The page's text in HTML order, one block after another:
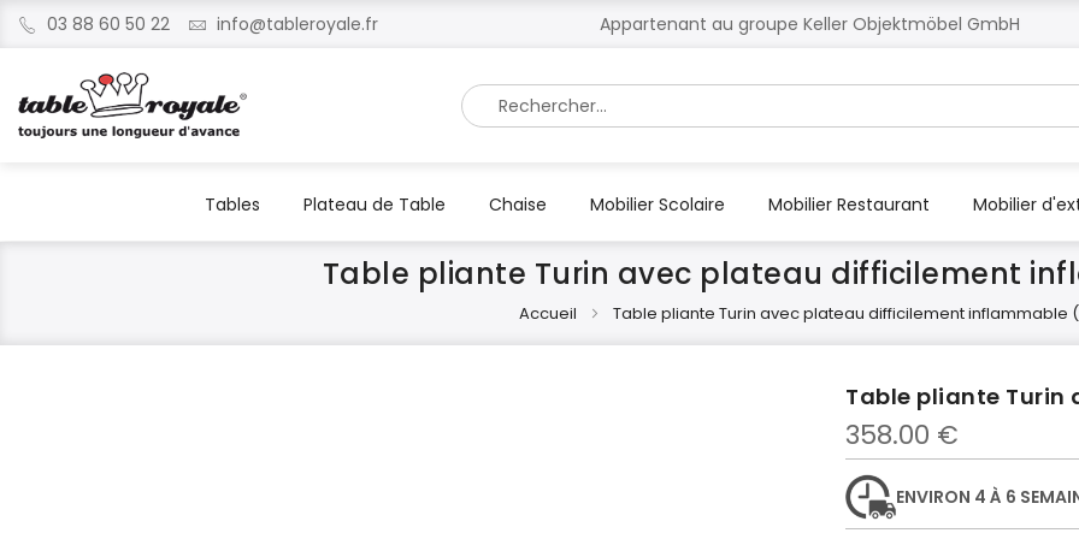
03 88 60 50 22 info@tableroyale.fr Appartenant au groupe Keller Objektmöbel GmbH
Rechercher
Tables Plateau de Table Chaise Mobilier Scolaire Mobilier Restaurant Mobilier
Table pliante Turin avec plateau difficilement
Accueil Table pliante Turin avec plateau difficilement inflammable
Table pliante
358.00 €
ENVIRON 4 À 6